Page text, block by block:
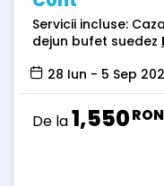
Servicii incluse:
dejun bufet suedez
28 Iun - 5 Sep
De la1,550RON